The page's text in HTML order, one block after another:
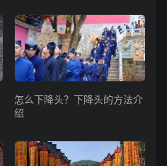
怎么下降头？下降头的方法介
绍